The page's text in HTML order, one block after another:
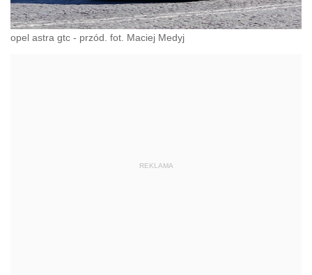
opel astra gtc - przód. fot. Maciej Medyj